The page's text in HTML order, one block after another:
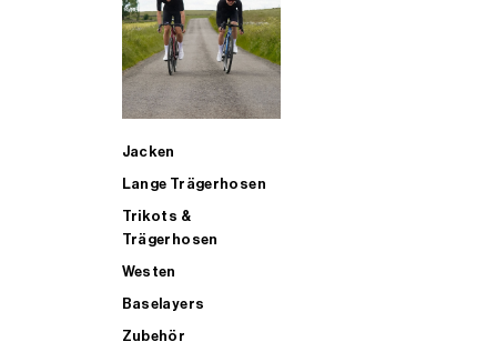
Jacken
Lange Trägerhosen
Trikots &
Trägerhosen
Westen
Baselayers
Zubehör
ALLE TRIATHLONARTIKEL FÜR MÄNNER KAUFEN